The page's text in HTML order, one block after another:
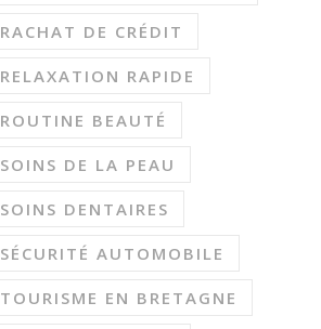
RACHAT DE CRÉDIT
RELAXATION RAPIDE
ROUTINE BEAUTÉ
SOINS DE LA PEAU
SOINS DENTAIRES
SÉCURITÉ AUTOMOBILE
TOURISME EN BRETAGNE